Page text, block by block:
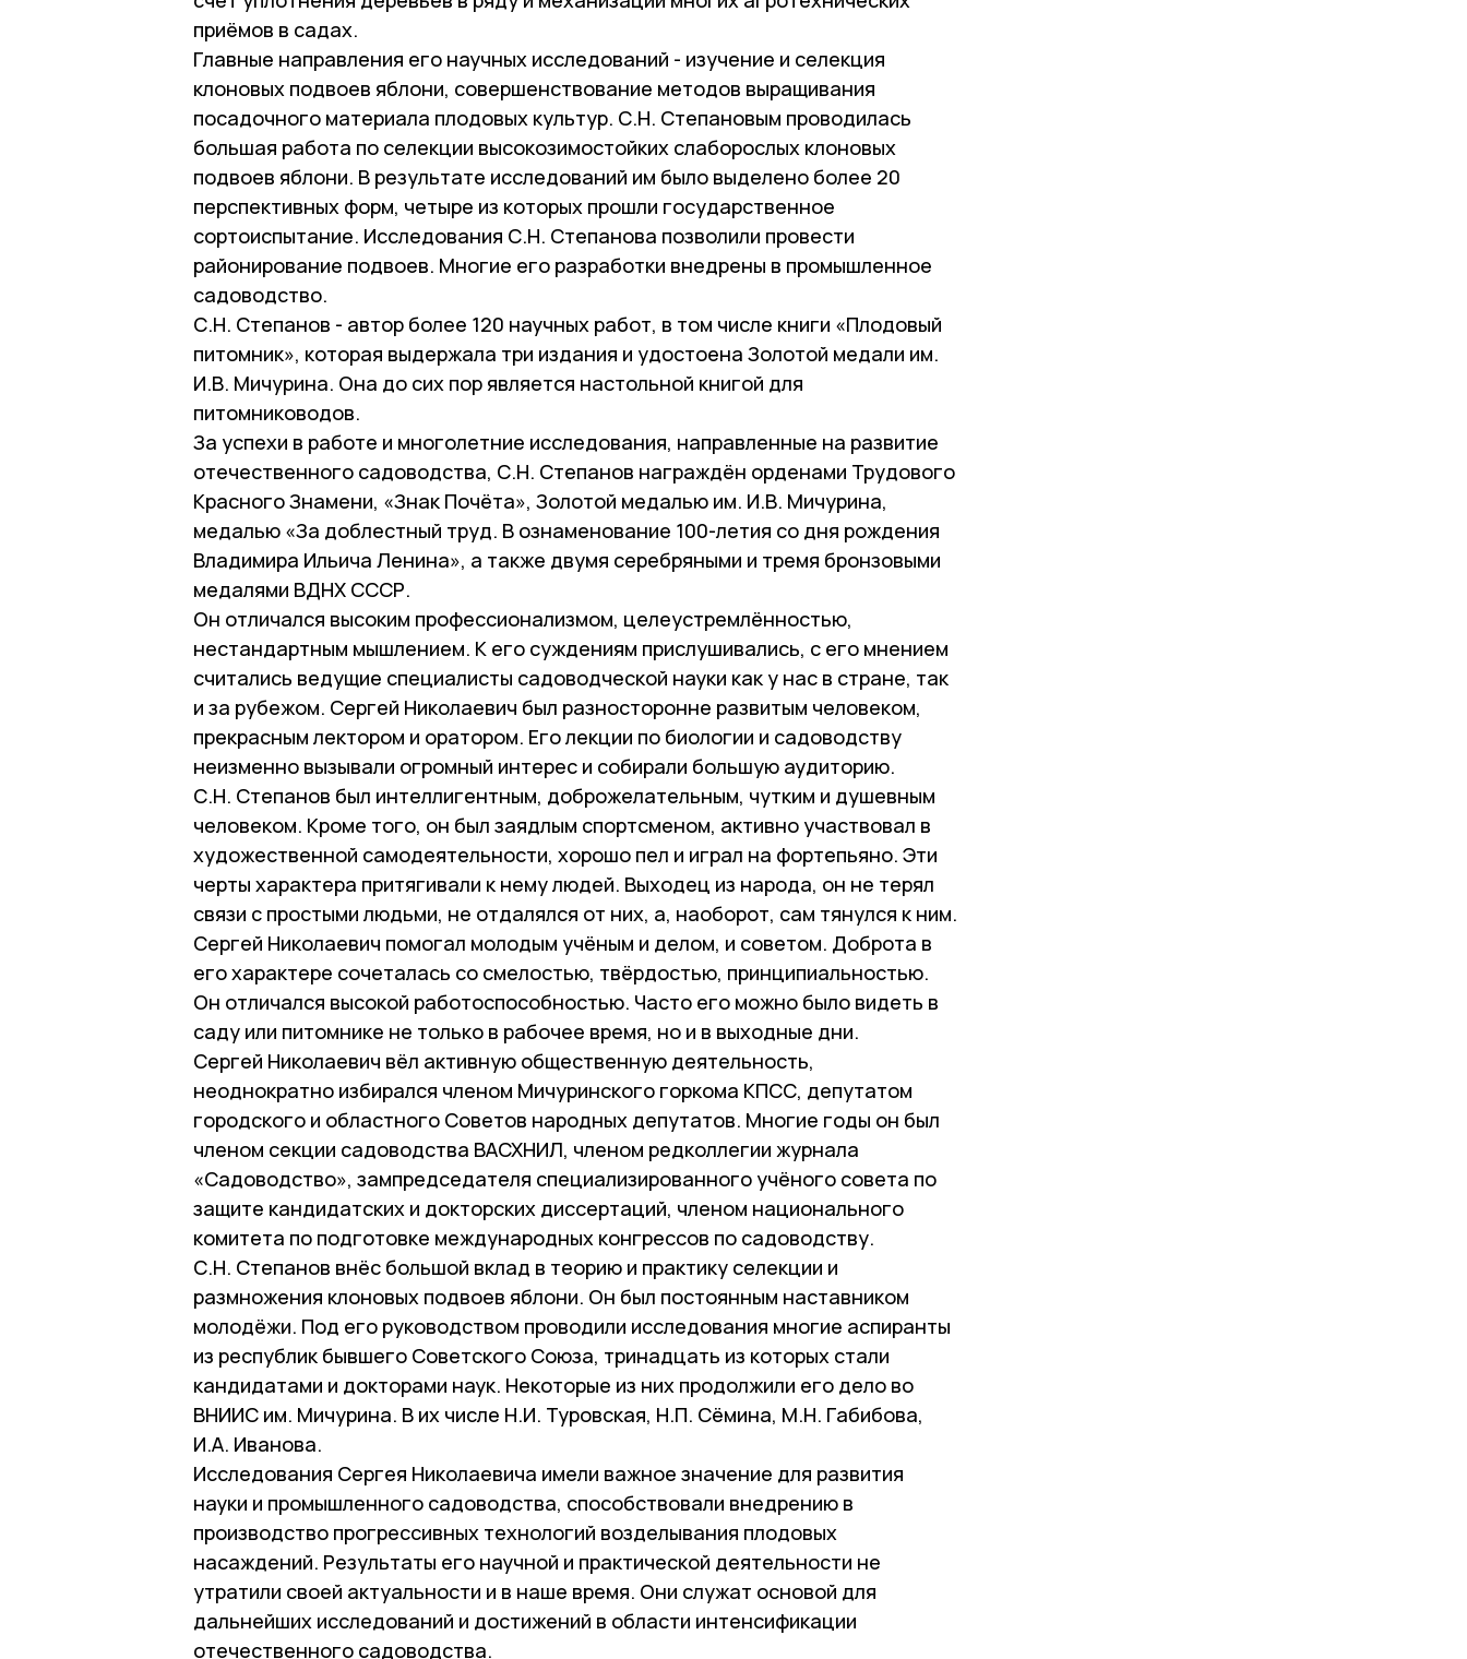
приёмов в садах.
Главные направления его научных исследований - изучение и селекция
клоновых подвоев яблони, совершенствование методов выращивания
посадочного материала плодовых культур. С.Н. Степановым проводилась
большая работа по селекции высокозимостойких слаборослых клоновых
подвоев яблони. В результате исследований им было выделено более 20
перспективных форм, четыре из которых прошли государственное
сортоиспытание. Исследования С.Н. Степанова позволили провести
районирование подвоев. Многие его разработки внедрены в промышленное
садоводство.
С.Н. Степанов - автор более 120 научных работ, в том числе книги «Плодовый
питомник», которая выдержала три издания и удостоена Золотой медали им.
И.В. Мичурина. Она до сих пор является настольной книгой для
питомниководов.
За успехи в работе и многолетние исследования, направленные на развитие
отечественного садоводства, С.Н. Степанов награждён орденами Трудового
Красного Знамени, «Знак Почёта», Золотой медалью им. И.В. Мичурина,
медалью «За доблестный труд. В ознаменование 100-летия со дня рождения
Владимира Ильича Ленина», а также двумя серебряными и тремя бронзовыми
медалями ВДНХ СССР.
Он отличался высоким профессионализмом, целеустремлённостью,
нестандартным мышлением. К его суждениям прислушивались, с его мнением
считались ведущие специалисты садоводческой науки как у нас в стране, так
и за рубежом. Сергей Николаевич был разносторонне развитым человеком,
прекрасным лектором и оратором. Его лекции по биологии и садоводству
неизменно вызывали огромный интерес и собирали большую аудиторию.
С.Н. Степанов был интеллигентным, доброжелательным, чутким и душевным
человеком. Кроме того, он был заядлым спортсменом, активно участвовал в
художественной самодеятельности, хорошо пел и играл на фортепьяно. Эти
черты характера притягивали к нему людей. Выходец из народа, он не терял
связи с простыми людьми, не отдалялся от них, а, наоборот, сам тянулся к ним.
Сергей Николаевич помогал молодым учёным и делом, и советом. Доброта в
его характере сочеталась со смелостью, твёрдостью, принципиальностью.
Он отличался высокой работоспособностью. Часто его можно было видеть в
саду или питомнике не только в рабочее время, но и в выходные дни.
Сергей Николаевич вёл активную общественную деятельность,
неоднократно избирался членом Мичуринского горкома КПСС, депутатом
городского и областного Советов народных депутатов. Многие годы он был
членом секции садоводства ВАСХНИЛ, членом редколлегии журнала
«Садоводство», зампредседателя специализированного учёного совета по
защите кандидатских и докторских диссертаций, членом национального
комитета по подготовке международных конгрессов по садоводству.
С.Н. Степанов внёс большой вклад в теорию и практику селекции и
размножения клоновых подвоев яблони. Он был постоянным наставником
молодёжи. Под его руководством проводили исследования многие аспиранты
из республик бывшего Советского Союза, тринадцать из которых стали
кандидатами и докторами наук. Некоторые из них продолжили его дело во
ВНИИС им. Мичурина. В их числе Н.И. Туровская, Н.П. Сёмина, М.Н. Габибова,
И.А. Иванова.
Исследования Сергея Николаевича имели важное значение для развития
науки и промышленного садоводства, способствовали внедрению в
производство прогрессивных технологий возделывания плодовых
насаждений. Результаты его научной и практической деятельности не
утратили своей актуальности и в наше время. Они служат основой для
дальнейших исследований и достижений в области интенсификации
отечественного садоводства.